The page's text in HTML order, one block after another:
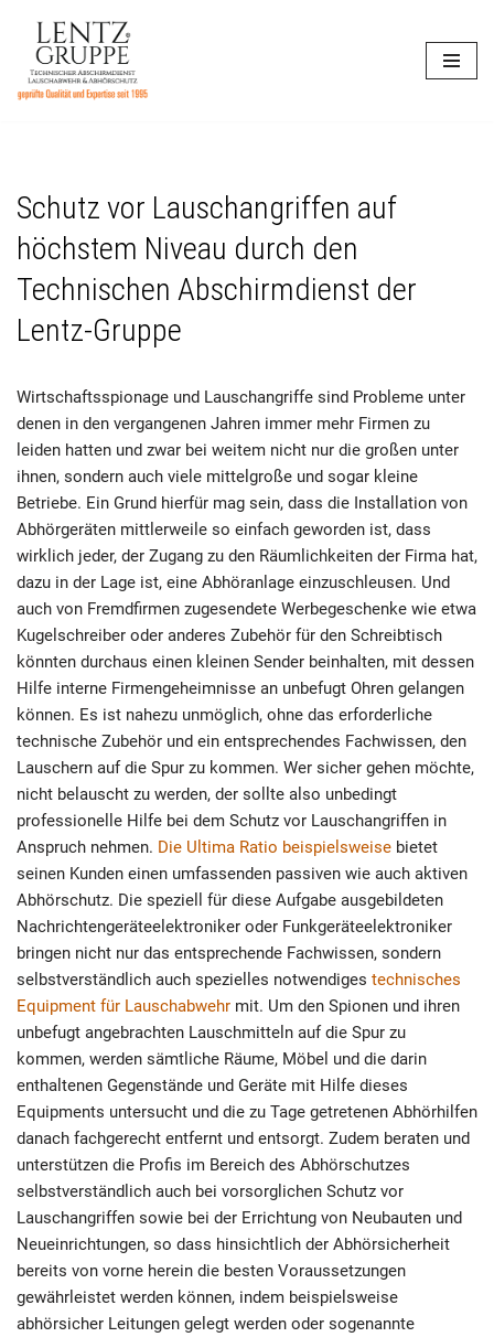
Zum
Inhalt
Schutz vor Lauschangriffen auf
höchstem Niveau durch den
Technischen Abschirmdienst der
Lentz-Gruppe
Wirtschaftsspionage und Lauschangriffe sind Probleme unter
denen in den vergangenen Jahren immer mehr Firmen zu
leiden hatten und zwar bei weitem nicht nur die großen unter
ihnen, sondern auch viele mittelgroße und sogar kleine
Betriebe. Ein Grund hierfür mag sein, dass die Installation von
Abhörgeräten mittlerweile so einfach geworden ist, dass
wirklich jeder, der Zugang zu den Räumlichkeiten der Firma hat,
dazu in der Lage ist, eine Abhöranlage einzuschleusen. Und
auch von Fremdfirmen zugesendete Werbegeschenke wie etwa
Kugelschreiber oder anderes Zubehör für den Schreibtisch
könnten durchaus einen kleinen Sender beinhalten, mit dessen
Hilfe interne Firmengeheimnisse an unbefugt Ohren gelangen
können. Es ist nahezu unmöglich, ohne das erforderliche
technische Zubehör und ein entsprechendes Fachwissen, den
Lauschern auf die Spur zu kommen. Wer sicher gehen möchte,
nicht belauscht zu werden, der sollte also unbedingt
professionelle Hilfe bei dem Schutz vor Lauschangriffen in
Anspruch nehmen. Die Ultima Ratio beispielsweise bietet
seinen Kunden einen umfassenden passiven wie auch aktiven
Abhörschutz. Die speziell für diese Aufgabe ausgebildeten
Nachrichtengeräteelektroniker oder Funkgeräteelektroniker
bringen nicht nur das entsprechende Fachwissen, sondern
selbstverständlich auch spezielles notwendiges technisches
Equipment für Lauschabwehr mit. Um den Spionen und ihren
unbefugt angebrachten Lauschmitteln auf die Spur zu
kommen, werden sämtliche Räume, Möbel und die darin
enthaltenen Gegenstände und Geräte mit Hilfe dieses
Equipments untersucht und die zu Tage getretenen Abhörhilfen
danach fachgerecht entfernt und entsorgt. Zudem beraten und
unterstützen die Profis im Bereich des Abhörschutzes
selbstverständlich auch bei vorsorglichen Schutz vor
Lauschangriffen sowie bei der Errichtung von Neubauten und
Neueinrichtungen, so dass hinsichtlich der Abhörsicherheit
bereits von vorne herein die besten Voraussetzungen
gewährleistet werden können, indem beispielsweise
abhörsicher Leitungen gelegt werden oder sogenannte